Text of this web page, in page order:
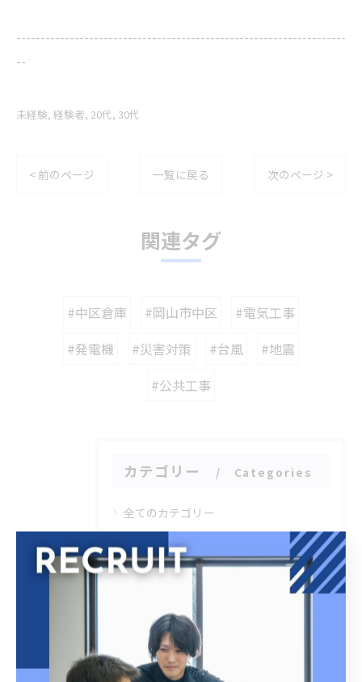
--------------------------------------------------------------------
--
未経験 経験者 20代 30代
< 前のページ 一覧に戻る 次のページ >
関連タグ
#中区倉庫 #岡山市中区
#電気工事
#発電機
#災害対策 #台風
#地震
#公共工事
カテゴリー Categories
全てのカテゴリー
経験者